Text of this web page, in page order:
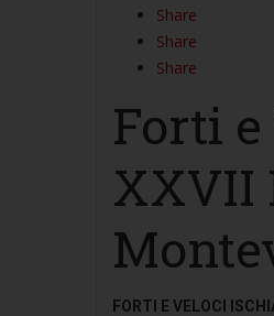
Share
Share
Share
Forti
XXVII
FORTI E VELOCI